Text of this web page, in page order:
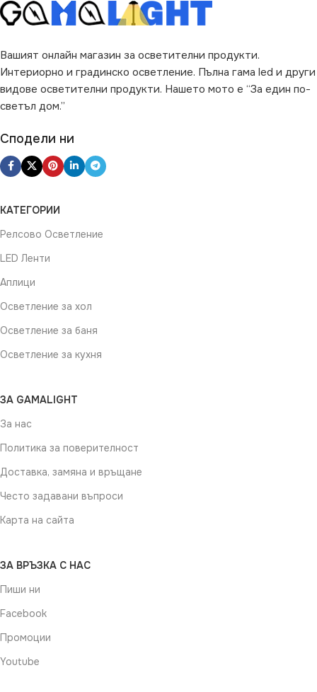
за Барплот, за Дневна
за
Коридор
за Кухня,за
ЦВЯТ Черно
ДИМИРАНЕ
Не се димира
Вашият онлайн магазин за осветителни продукти.
Интериорно и градинско осветление. Пълна гама led и други
видове осветителни продукти. Нашето мото е “За един по-
светъл дом.”
Сподели ни
КАТЕГОРИИ
Релсово Осветление
LED Ленти
Аплици
Осветление за хол
Осветление за баня
Осветление за кухня
ЗА GAMALIGHT
За нас
Политика за поверителност
Доставка, замяна и връщане
Често задавани въпроси
Карта на сайта
ЗА ВРЪЗКА С НАС
Пиши ни
Facebook
Промоции
Youtube